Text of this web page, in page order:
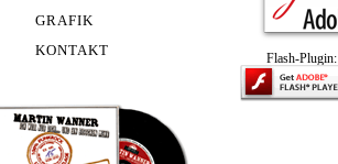
GRAFIK
KONTAKT
Flash-Plugin: